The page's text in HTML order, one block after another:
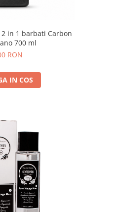
in 1 barbati Carbon
700 ml
RON
IN COS